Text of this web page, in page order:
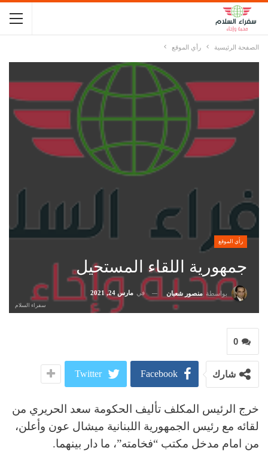
الصفحة الرئيسية رأي الموقع
رأي الموقع
جمهورية اللقاء المستحيل
بواسطة منصور شعبان في مارس 24, 2021
سفراء السلام
0
شارك Facebook
Twitter
خرج الرئيس المكلف تأليف الحكومة سعد الحريري من
لقائه مع رئيس الجمهورية اللبنانية ميشال عون وأعلن،
من امام مدخل مكتب “فخامته”، ما دار بينهما.